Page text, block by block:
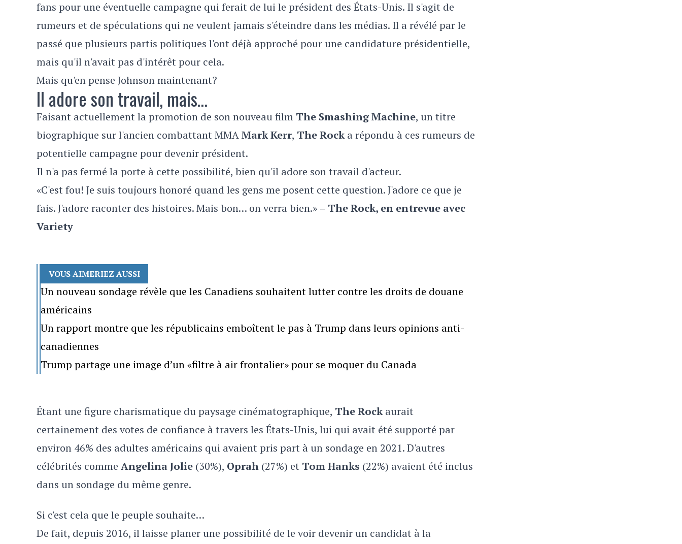
fans pour une éventuelle campagne qui ferait de lui le président des États-Unis. Il s'agit de
rumeurs et de spéculations qui ne veulent jamais s'éteindre dans les médias. Il a révélé par le
passé que plusieurs partis politiques l'ont déjà approché pour une candidature présidentielle,
mais qu'il n'avait pas d'intérêt pour cela.
Mais qu'en pense Johnson maintenant?
Il adore son travail, mais…
Faisant actuellement la promotion de son nouveau film The Smashing Machine, un titre
biographique sur l'ancien combattant MMAMark Kerr, The Rocka répondu à ces rumeurs de
potentielle campagne pour devenir président.
Il n'a pas fermé la porte à cette possibilité, bien qu'il adore son travail d'acteur.
«C'est fou! Je suis toujours honoré quand les gens me posent cette question. J'adore ce que je
fais. J'adore raconter des histoires. Mais bon… on verra bien.» – The Rock, en entrevue avec
Variety
VOUS AIMERIEZ AUSSI
Un nouveau sondage révèle que les Canadiens souhaitent lutter contre les droits de douane
américains
Un rapport montre que les républicains emboîtent le pas à Trump dans leurs opinions anti-
canadiennes
Trump partage une image d’un «filtre à air frontalier» pour se moquer du Canada
Étant une figure charismatique du paysage cinématographique, The Rockaurait
certainement des votes de confiance à travers les États-Unis, lui qui avait été supporté par
environ 46% des adultes américains qui avaient pris part à un sondage en 2021. D'autres
célébrités comme Angelina Jolie (30%), Oprah (27%) et Tom Hanks (22%) avaient été inclus
dans un sondage du même genre.
Si c'est cela que le peuple souhaite…
De fait, depuis 2016, il laisse planer une possibilité de le voir devenir un candidat à la